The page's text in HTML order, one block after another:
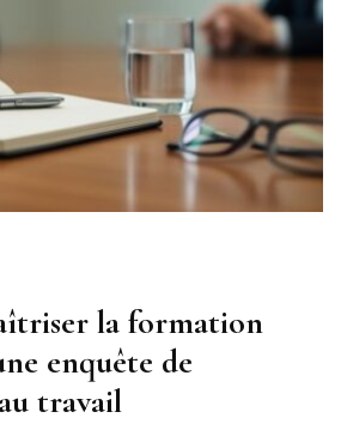
la formation
enquête de
travail